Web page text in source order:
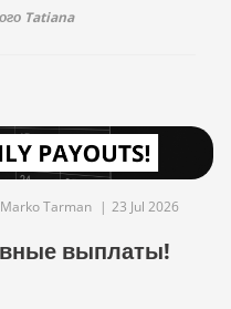
Tatiana
Tarman | 23 Jul 2026
выплаты!